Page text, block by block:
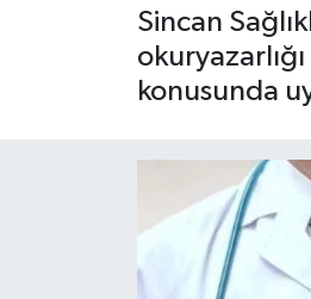
Sincan
konusunda
Resmi İlanlar